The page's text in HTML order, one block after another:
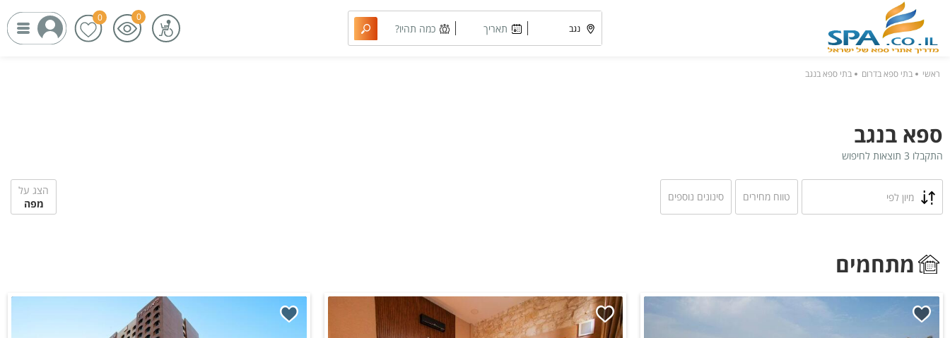
ראשי בתי ספא בדרום בתי ספא בנגב
ספא בנגב
התקבלו 3 תוצאות לחיפוש
תאריך כמה תהיו?
מיון לפי
הצג על
מפה
טווח מחירים סינונים נוספים
מתחמים